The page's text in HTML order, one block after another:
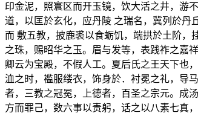
印金泥，照寰区而开玉镜，饮大活之井，游
道，以匡於玄化，应丹陵 之瑞名，冀列於丹
而 敷五教，披鹿裘以食蛎饥，端拱於土阶，
之珠，赐昭华之玉。眉与发等，表践祚之嘉
卿云为宝殿，不假人工。夏后氏之王天下也
洫之时，褴服缕衣，饰身於．衬冕之礼，导
者，三教之冠冕，上德者，百圣之宗元。成
方而罪己，数六事以责躬，话之以八素七真